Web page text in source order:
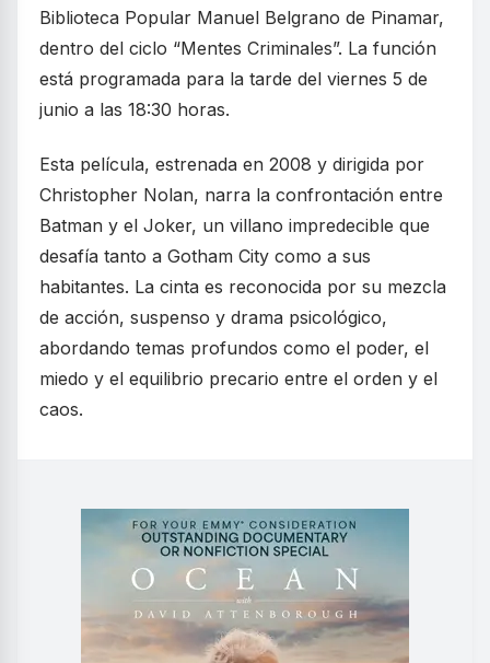
Biblioteca Popular Manuel Belgrano de Pinamar,
dentro del ciclo “Mentes Criminales”. La función
está programada para la tarde del viernes 5 de
junio a las 18:30 horas.
Esta película, estrenada en 2008 y dirigida por
Christopher Nolan, narra la confrontación entre
Batman y el Joker, un villano impredecible que
desafía tanto a Gotham City como a sus
habitantes. La cinta es reconocida por su mezcla
de acción, suspenso y drama psicológico,
abordando temas profundos como el poder, el
miedo y el equilibrio precario entre el orden y el
caos.